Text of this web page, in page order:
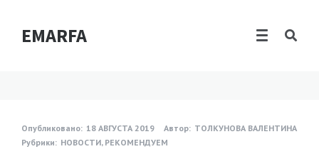
EMARFA
Опубликовано: 18 АВГУСТА 2019 Автор: ТОЛКУНОВА ВАЛЕНТИНА
Рубрики: НОВОСТИ, РЕКОМЕНДУЕМ